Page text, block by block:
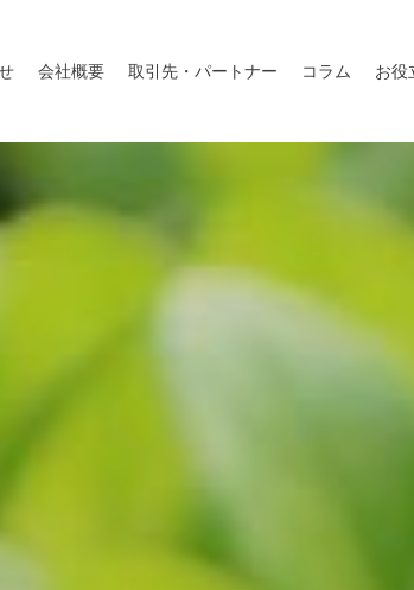
会社概要 取引先・パートナー コラム お役